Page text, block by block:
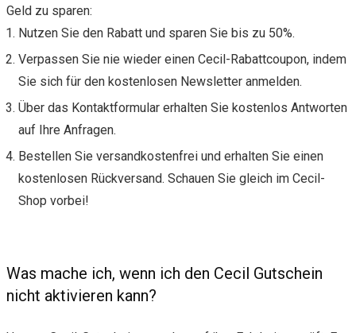
Geld zu sparen:
Nutzen Sie den Rabatt und sparen Sie bis zu 50%.
Verpassen Sie nie wieder einen Cecil-Rabattcoupon, indem
Sie sich für den kostenlosen Newsletter anmelden.
Über das Kontaktformular erhalten Sie kostenlos Antworten
auf Ihre Anfragen.
Bestellen Sie versandkostenfrei und erhalten Sie einen
kostenlosen Rückversand. Schauen Sie gleich im Cecil-
Shop vorbei!
Was mache ich, wenn ich den Cecil Gutschein
nicht aktivieren kann?